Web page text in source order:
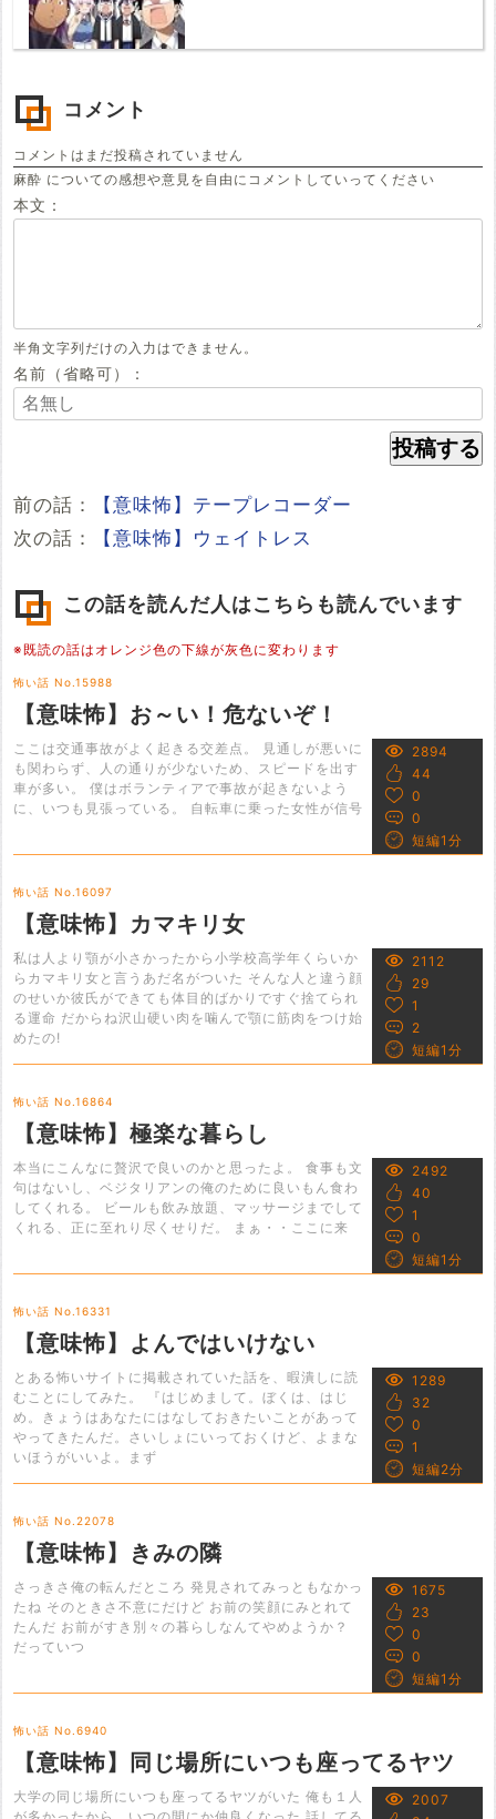
コメント
コメントはまだ投稿されていません
麻酔 についての感想や意見を自由にコメントしていってください
本文：
半角文字列だけの入力はできません。
名前（省略可）：
前の話：
【意味怖】テープレコーダー
次の話：
【意味怖】ウェイトレス
この話を読んだ人はこちらも読んでいます
※既読の話はオレンジ色の下線が灰色に変わります
怖い話 No.15988
【意味怖】お～い！危ないぞ！
ここは交通事故がよく起きる交差点。 見通しが悪いに
も関わらず、人の通りが少ないため、スピードを出す
車が多い。 僕はボランティアで事故が起きないよう
に、いつも見張っている。 自転車に乗った女性が信号
2894
44
0
0
短編1分
怖い話 No.16097
【意味怖】カマキリ女
私は人より顎が小さかったから小学校高学年くらいか
らカマキリ女と言うあだ名がついた そんな人と違う顔
のせいか彼氏ができても体目的ばかりですぐ捨てられ
る運命 だからね沢山硬い肉を噛んで顎に筋肉をつけ始
めたの!
2112
29
1
2
短編1分
怖い話 No.16864
【意味怖】極楽な暮らし
本当にこんなに贅沢で良いのかと思ったよ。 食事も文
句はないし、ベジタリアンの俺のために良いもん食わ
してくれる。 ビールも飲み放題、マッサージまでして
くれる、正に至れり尽くせりだ。 まぁ・・ここに来
2492
40
1
0
短編1分
怖い話 No.16331
【意味怖】よんではいけない
とある怖いサイトに掲載されていた話を、暇潰しに読
むことにしてみた。 『はじめまして。ぼくは、はじ
め。きょうはあなたにはなしておきたいことがあって
やってきたんだ。さいしょにいっておくけど、よまな
いほうがいいよ。まず
1289
32
0
1
短編2分
怖い話 No.22078
【意味怖】きみの隣
さっきさ俺の転んだところ 発見されてみっともなかっ
たね そのときさ不意にだけど お前の笑顔にみとれて
たんだ お前がすき別々の暮らしなんてやめようか？
だっていつ
1675
23
0
0
短編1分
怖い話 No.6940
【意味怖】同じ場所にいつも座ってるヤツ
大学の同じ場所にいつも座ってるヤツがいた 俺も１人
2007